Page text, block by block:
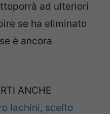
ad ulteriori
se ha eliminato
è ancora
ANCHE
Iachini, scelto